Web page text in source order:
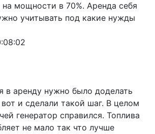
на мощности в 70%. Аренда себя
учитывать под какие нужды
в аренду нужно было доделать
и сделали такой шаг. В целом
генератор справился. Топлива
не мало так что лучше